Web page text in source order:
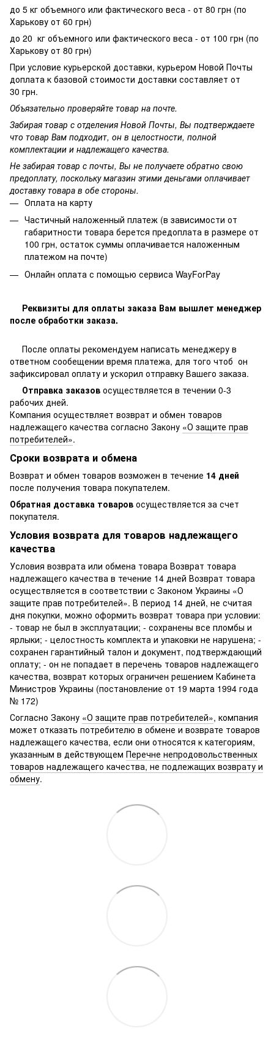
до 5 кг объемного или фактического веса - от 80 грн (по
Харькову от 60 грн)
до 20 кг объемного или фактического веса - от 100 грн (по
Харькову от 80 грн)
При условие курьерской доставки, курьером Новой Почты
доплата к базовой стоимости доставки составляет от
30 грн.
Объязательно проверяйте товар на почте.
Забирая товар с отделения Новой Почты, Вы подтверждаете
что товар Вам подходит, он в целостности, полной
комплектации и надлежащего качества.
Не забирая товар с почты, Вы не получаете обратно свою
предоплату, поскольку магазин этими деньгами оплачивает
доставку товара в обе стороны.
Оплата на карту
Частичный наложенный платеж (в зависимости от
габаритности товара берется предоплата в размере от
100 грн, остаток суммы оплачивается наложенным
платежом на почте)
Онлайн оплата с помощью сервиса WayForPay
Реквизиты для оплаты заказа Вам вышлет менеджер
после обработки заказа.
После оплаты рекомендуем написать менеджеру в
ответном сообещении время платежа, для того чтоб он
зафиксировал оплату и ускорил отправку Вашего заказа.
Отправка заказов осуществляется в течении 0-3
рабочих дней.
Компания осуществляет возврат и обмен товаров
надлежащего качества согласно Закону «О защите прав
потребителей».
Сроки возврата и обмена
Возврат и обмен товаров возможен в течение 14 дней
после получения товара покупателем.
Обратная доставка товаров осуществляется за счет
покупателя.
Условия возврата для товаров надлежащего
качества
Условия возврата или обмена товара Возврат товара
надлежащего качества в течение 14 дней Возврат товара
осуществляется в соответствии с Законом Украины «О
защите прав потребителей». В период 14 дней, не считая
дня покупки, можно оформить возврат товара при условии:
- товар не был в эксплуатации; - сохранены все пломбы и
ярлыки; - целостность комплекта и упаковки не нарушена; -
сохранен гарантийный талон и документ, подтверждающий
оплату; - он не попадает в перечень товаров надлежащего
качества, возврат которых ограничен решением Кабинета
Министров Украины (постановление от 19 марта 1994 года
№ 172)
Согласно Закону «О защите прав потребителей», компания
может отказать потребителю в обмене и возврате товаров
надлежащего качества, если они относятся к категориям,
указанным в действующем Перечне непродовольственных
товаров надлежащего качества, не подлежащих возврату и
обмену.